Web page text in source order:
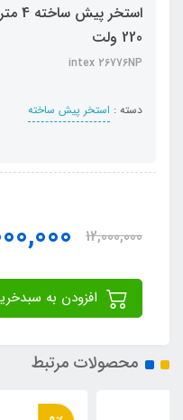
220 ولت
intex 26776NP
دسته : استخر پیش ساخته
12,000,000
محصولات مرتبط